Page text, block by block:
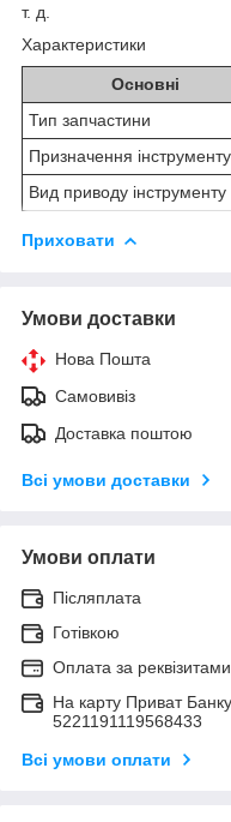
т. д.
Характеристики
Основні
Тип запчастини
Призначення інструменту
Вид приводу інструменту
Приховати
Умови доставки
Нова Пошта
Самовивіз
Доставка поштою
Всі умови доставки
Умови оплати
Післяплата
Готівкою
Оплата за реквізитами
На карту Приват
5221191119568433
Всі умови оплати